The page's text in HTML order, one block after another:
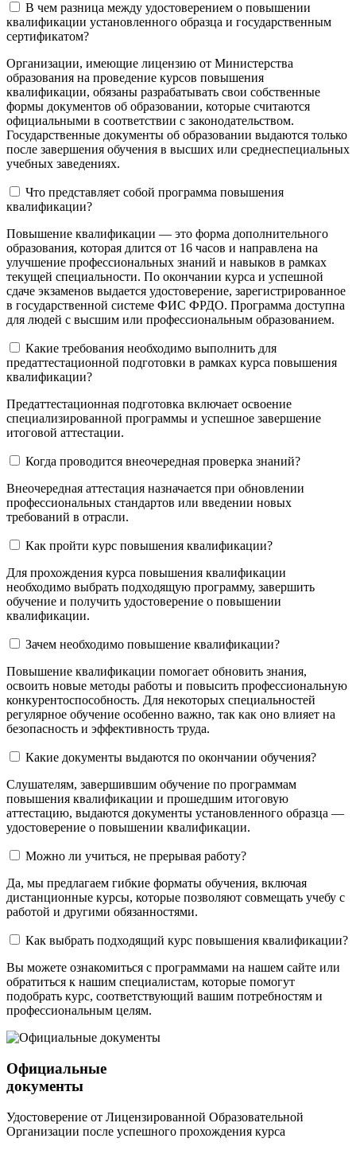
В чем разница между удостоверением о повышении
квалификации установленного образца и государственным
сертификатом?
Организации, имеющие лицензию от Министерства
образования на проведение курсов повышения
квалификации, обязаны разрабатывать свои собственные
формы документов об образовании, которые считаются
официальными в соответствии с законодательством.
Государственные документы об образовании выдаются только
после завершения обучения в высших или среднеспециальных
учебных заведениях.
Что представляет собой программа повышения
квалификации?
Повышение квалификации — это форма дополнительного
образования, которая длится от 16 часов и направлена на
улучшение профессиональных знаний и навыков в рамках
текущей специальности. По окончании курса и успешной
сдаче экзаменов выдается удостоверение, зарегистрированное
в государственной системе ФИС ФРДО. Программа доступна
для людей с высшим или профессиональным образованием.
Какие требования необходимо выполнить для
предаттестационной подготовки в рамках курса повышения
квалификации?
Предаттестационная подготовка включает освоение
специализированной программы и успешное завершение
итоговой аттестации.
Когда проводится внеочередная проверка знаний?
Внеочередная аттестация назначается при обновлении
профессиональных стандартов или введении новых
требований в отрасли.
Как пройти курс повышения квалификации?
Для прохождения курса повышения квалификации
необходимо выбрать подходящую программу, завершить
обучение и получить удостоверение о повышении
квалификации.
Зачем необходимо повышение квалификации?
Повышение квалификации помогает обновить знания,
освоить новые методы работы и повысить профессиональную
конкурентоспособность. Для некоторых специальностей
регулярное обучение особенно важно, так как оно влияет на
безопасность и эффективность труда.
Какие документы выдаются по окончании обучения?
Слушателям, завершившим обучение по программам
повышения квалификации и прошедшим итоговую
аттестацию, выдаются документы установленного образца —
удостоверение о повышении квалификации.
Можно ли учиться, не прерывая работу?
Да, мы предлагаем гибкие форматы обучения, включая
дистанционные курсы, которые позволяют совмещать учебу с
работой и другими обязанностями.
Как выбрать подходящий курс повышения квалификации?
Вы можете ознакомиться с программами на нашем сайте или
обратиться к нашим специалистам, которые помогут
подобрать курс, соответствующий вашим потребностям и
профессиональным целям.
Официальные
документы
Удостоверение от Лицензированной Образовательной
Организации после успешного прохождения курса